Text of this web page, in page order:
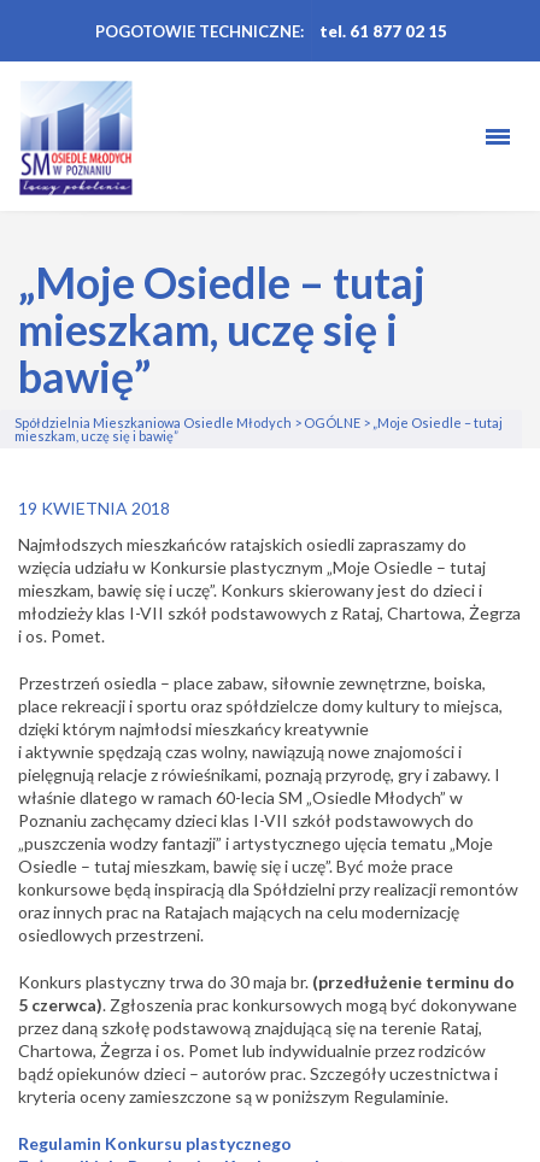
POGOTOWIE TECHNICZNE: tel. 61 877 02 15
„Moje Osiedle – tutaj
mieszkam, uczę się i
bawię”
Spółdzielnia Mieszkaniowa Osiedle Młodych > OGÓLNE > „Moje Osiedle – tutaj
mieszkam, uczę się i bawię”
19 KWIETNIA 2018
Najmłodszych mieszkańców ratajskich osiedli zapraszamy do
wzięcia udziału w Konkursie plastycznym „Moje Osiedle – tutaj
mieszkam, bawię się i uczę”. Konkurs skierowany jest do dzieci i
młodzieży klas I-VII szkół podstawowych z Rataj, Chartowa, Żegrza
i os. Pomet.
Przestrzeń osiedla – place zabaw, siłownie zewnętrzne, boiska,
place rekreacji i sportu oraz spółdzielcze domy kultury to miejsca,
dzięki którym najmłodsi mieszkańcy kreatywnie
i aktywnie spędzają czas wolny, nawiązują nowe znajomości i
pielęgnują relacje z rówieśnikami, poznają przyrodę, gry i zabawy. I
właśnie dlatego w ramach 60-lecia SM „Osiedle Młodych” w
Poznaniu zachęcamy dzieci klas I-VII szkół podstawowych do
„puszczenia wodzy fantazji” i artystycznego ujęcia tematu „Moje
Osiedle – tutaj mieszkam, bawię się i uczę”. Być może prace
konkursowe będą inspiracją dla Spółdzielni przy realizacji remontów
oraz innych prac na Ratajach mających na celu modernizację
osiedlowych przestrzeni.
Konkurs plastyczny trwa do 30 maja br. (przedłużenie terminu do
5 czerwca). Zgłoszenia prac konkursowych mogą być dokonywane
przez daną szkołę podstawową znajdującą się na terenie Rataj,
Chartowa, Żegrza i os. Pomet lub indywidualnie przez rodziców
bądź opiekunów dzieci – autorów prac. Szczegóły uczestnictwa i
kryteria oceny zamieszczone są w poniższym Regulaminie.
Regulamin Konkursu plastycznego